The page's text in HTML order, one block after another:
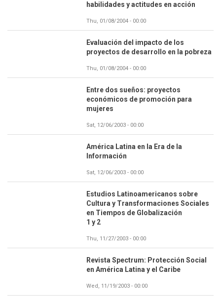
habilidades y actitudes en acción
Thu, 01/08/2004 - 00:00
Evaluación del impacto de los
proyectos de desarrollo en la pobreza
Thu, 01/08/2004 - 00:00
Entre dos sueños: proyectos
económicos de promoción para
mujeres
Sat, 12/06/2003 - 00:00
América Latina en la Era de la
Información
Sat, 12/06/2003 - 00:00
Estudios Latinoamericanos sobre
Cultura y Transformaciones Sociales
en Tiempos de Globalización
1 y 2
Thu, 11/27/2003 - 00:00
Revista Spectrum: Protección Social
en América Latina y el Caribe
Wed, 11/19/2003 - 00:00